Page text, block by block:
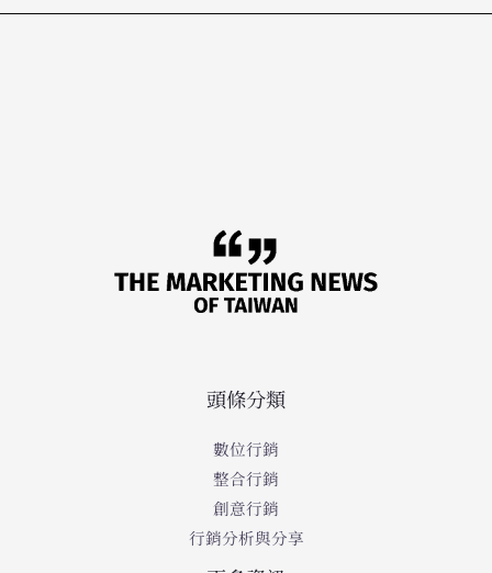
頭條分類
數位行銷
整合行銷
創意行銷
行銷分析與分享